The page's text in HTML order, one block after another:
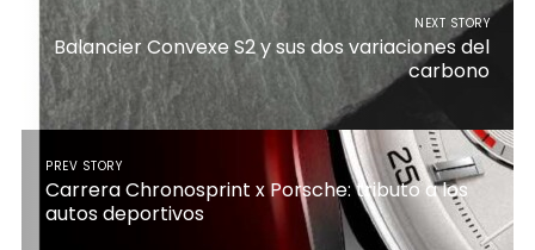
NEXT STORY
Balancier Convexe S2 y sus dos variaciones del
carbono
PREV STORY
Carrera Chronosprint x Porsche: tributo a los
autos deportivos